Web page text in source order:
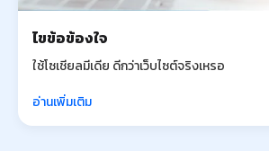
ไขข้อข้องใจ
ใช้โซเชียลมีเดีย ดีกว่าเว็บไซต์จริงเหรอ
อ่านเพิ่มเติม